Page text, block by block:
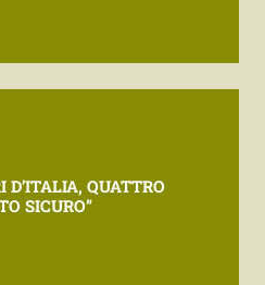
D’ITALIA, QUATTRO
SICURO”